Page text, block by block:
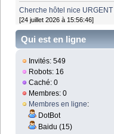
Cherche hôtel nice URGENT
[24 juillet 2026 à 15:56:46]
Qui est en ligne
Invités: 549
Robots: 16
Caché: 0
Membres: 0
Membres en ligne:
DotBot
Baidu (15)